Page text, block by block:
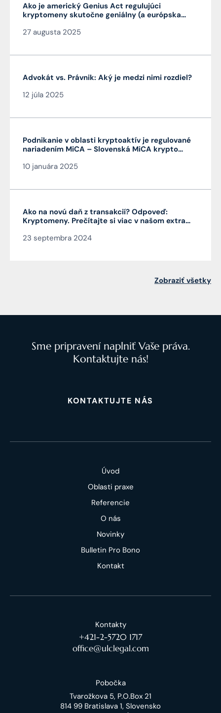
Ako je americký Genius Act regulujúci
kryptomeny skutočne geniálny (a európska
27 augusta 2025
Advokát vs. Právnik: Aký je medzi nimi rozdiel?
12 júla 2025
Podnikanie v oblasti kryptoaktív je regulované
nariadením MiCA – Slovenská MiCA krypto
10 januára 2025
Ako na novú daň z transakcií? Odpoveď:
Kryptomeny. Prečítajte si viac v našom extra
Čarnogurského
23 septembra 2024
Zobraziť všetky
Sme pripravení naplniť Vaše práva.
Kontaktujte nás!
KONTAKTUJTE NÁS
Úvod
Oblasti praxe
Referencie
O nás
Novinky
Bulletin Pro Bono
Kontakt
Kontakty
+421-2-5720 1717
office@ulclegal.com
Pobočka
Tvarožkova 5, P.O.Box 21
814 99 Bratislava 1, Slovensko